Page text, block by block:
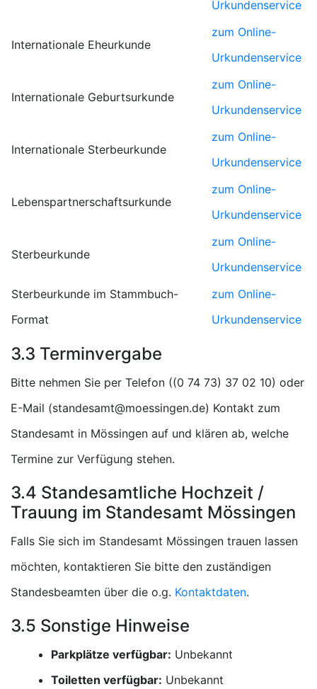
Urkundenservice
Internationale Eheurkunde
zum Online-
Urkundenservice
Internationale Geburtsurkunde
zum Online-
Urkundenservice
Internationale Sterbeurkunde
zum Online-
Urkundenservice
Lebenspartnerschaftsurkunde
zum Online-
Urkundenservice
Sterbeurkunde
zum Online-
Urkundenservice
Sterbeurkunde im Stammbuch-
Format
zum Online-
Urkundenservice
3.3 Terminvergabe
Bitte nehmen Sie per Telefon (
) oder
E-Mail (
) Kontakt zum
Standesamt in Mössingen auf und klären ab, welche
Termine zur Verfügung stehen.
3.4 Standesamtliche Hochzeit /
Trauung im Standesamt Mössingen
Falls Sie sich im Standesamt Mössingen trauen lassen
möchten, kontaktieren Sie bitte den zuständigen
Standesbeamten über die o.g. Kontaktdaten.
3.5 Sonstige Hinweise
Parkplätze verfügbar: Unbekannt
Toiletten verfügbar: Unbekannt